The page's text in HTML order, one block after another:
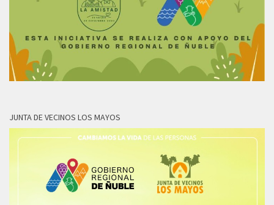
JUNTA DE VECINOS LOS MAYOS